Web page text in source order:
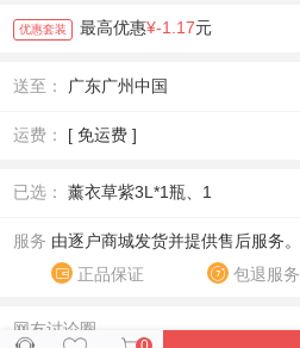
优惠套装 最高优惠¥-1.17元
送至： 广东广州中国
运费： [ 免运费 ]
已选： 薰衣草紫3L*1瓶、1
服务 由逐户商城发货并提供售后服务。
正品保证
包退服务
网友讨论圈